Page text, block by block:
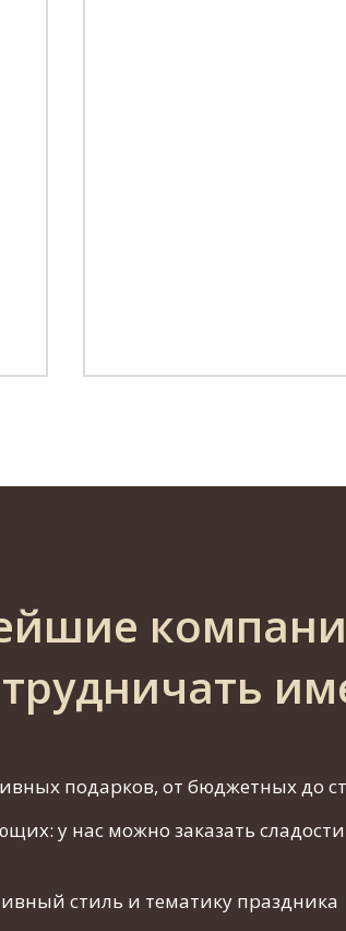
подарков, от бюджетных до
у нас можно заказать
стиль и тематику праздника